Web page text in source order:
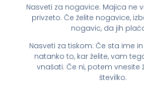
Nasveti za nogavice: Majica ne
privzeto. Če želite nogavice,
nogavic, da jih
Nasveti za tiskom: Če sta ime
natanko to, kar želite, vam
vnašati. Če ni, potem vnesite
številko.